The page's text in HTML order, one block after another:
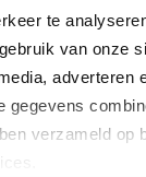
te
van onze
adverteren
gegevens
verzameld op
leren lopen.
schaal
wat
zichtbaar is